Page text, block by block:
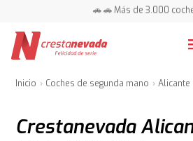
📍 Centros en toda
📍 Centros en toda
Inicio Coches de segunda mano Alicante
Crestanevada